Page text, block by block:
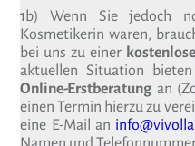
1b) Wenn Sie jedoch
Kosmetikerin waren,
bei uns zu einer
aktuellen Situation
Online-Erstberatung an
einen Termin hierzu zu
eine E-Mail an